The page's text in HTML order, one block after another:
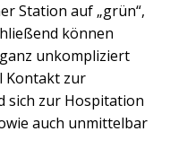
Station auf „grün“,
können
unkompliziert
Kontakt zur
sich zur Hospitation
auch unmittelbar